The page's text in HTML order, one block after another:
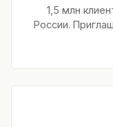
1,5 млн
России.